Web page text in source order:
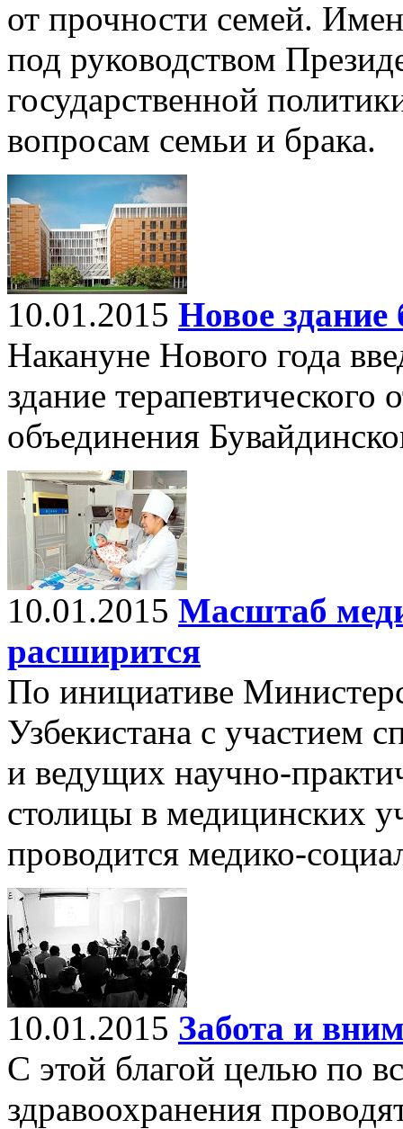
от прочности семей.
под руководством
государственной
вопросам семьи и брака.
10.01.2015 Новое
Накануне Нового года
здание терапевтического
объединения
10.01.2015 Масштаб
расширится
По инициативе
Узбекистана с участием
и ведущих научно-
столицы в медицинских
проводится медико-
10.01.2015 Забота и
С этой благой целью по
здравоохранения